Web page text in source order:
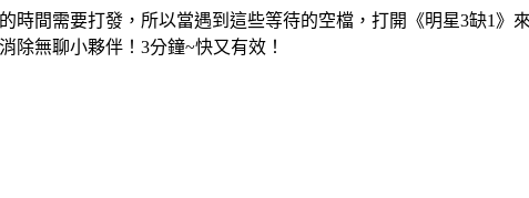
間需要打發，所以當遇到這些等待的空檔，打開《明星3缺1》
除無聊小夥伴！3分鐘~快又有效！